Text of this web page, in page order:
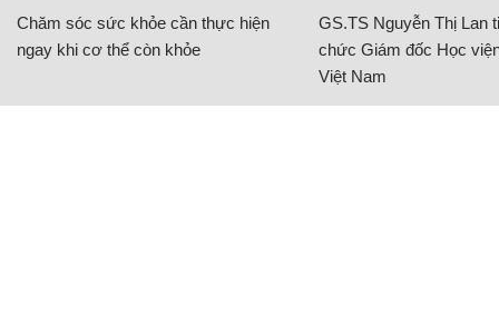
Chăm sóc sức khỏe cần thực hiện
ngay khi cơ thể còn khỏe
GS.TS Nguyễn Thị Lan
chức Giám đốc Học
Việt Nam